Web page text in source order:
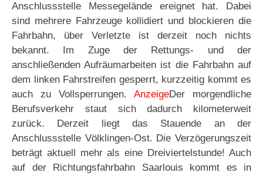
Anschlussstelle Messegelände ereignet hat. Dabei
sind mehrere Fahrzeuge kollidiert und blockieren die
Fahrbahn, über Verletzte ist derzeit noch nichts
bekannt. Im Zuge der Rettungs- und der
anschließenden Aufräumarbeiten ist die Fahrbahn auf
dem linken Fahrstreifen gesperrt, kurzzeitig kommt es
auch zu Vollsperrungen. AnzeigeDer morgendliche
Berufsverkehr staut sich dadurch kilometerweit
zurück. Derzeit liegt das Stauende an der
Anschlussstelle Völklingen-Ost. Die Verzögerungszeit
beträgt aktuell mehr als eine Dreiviertelstunde! Auch
auf der Richtungsfahrbahn Saarlouis kommt es in